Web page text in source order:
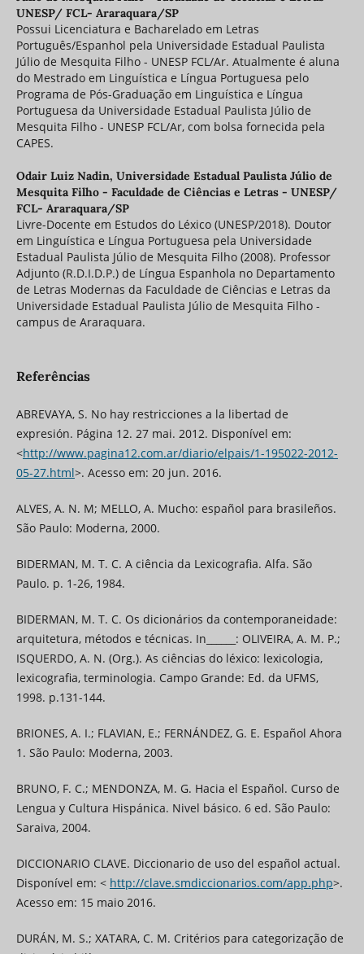
UNESP/ FCL- Araraquara/SP
Possui Licenciatura e Bacharelado em Letras
Português/Espanhol pela Universidade Estadual Paulista
Júlio de Mesquita Filho - UNESP FCL/Ar. Atualmente é aluna
do Mestrado em Linguística e Língua Portuguesa pelo
Programa de Pós-Graduação em Linguística e Língua
Portuguesa da Universidade Estadual Paulista Júlio de
Mesquita Filho - UNESP FCL/Ar, com bolsa fornecida pela
CAPES.
Odair Luiz Nadin, Universidade Estadual Paulista Júlio de
Mesquita Filho - Faculdade de Ciências e Letras - UNESP/
FCL- Araraquara/SP
Livre-Docente em Estudos do Léxico (UNESP/2018). Doutor
em Linguística e Língua Portuguesa pela Universidade
Estadual Paulista Júlio de Mesquita Filho (2008). Professor
Adjunto (R.D.I.D.P.) de Língua Espanhola no Departamento
de Letras Modernas da Faculdade de Ciências e Letras da
Universidade Estadual Paulista Júlio de Mesquita Filho -
campus de Araraquara.
Referências
ABREVAYA, S. No hay restricciones a la libertad de
expresión. Página 12. 27 mai. 2012. Disponível em:
<http://www.pagina12.com.ar/diario/elpais/1-195022-2012-
05-27.html>. Acesso em: 20 jun. 2016.
ALVES, A. N. M; MELLO, A. Mucho: español para brasileños.
São Paulo: Moderna, 2000.
BIDERMAN, M. T. C. A ciência da Lexicografia. Alfa. São
Paulo. p. 1-26, 1984.
BIDERMAN, M. T. C. Os dicionários da contemporaneidade:
arquitetura, métodos e técnicas. In______: OLIVEIRA, A. M. P.;
ISQUERDO, A. N. (Org.). As ciências do léxico: lexicologia,
lexicografia, terminologia. Campo Grande: Ed. da UFMS,
1998. p.131-144.
BRIONES, A. I.; FLAVIAN, E.; FERNÁNDEZ, G. E. Español Ahora
1. São Paulo: Moderna, 2003.
BRUNO, F. C.; MENDONZA, M. G. Hacia el Español. Curso de
Lengua y Cultura Hispánica. Nivel básico. 6 ed. São Paulo:
Saraiva, 2004.
DICCIONARIO CLAVE. Diccionario de uso del español actual.
Disponível em: < http://clave.smdiccionarios.com/app.php>.
Acesso em: 15 maio 2016.
DURÁN, M. S.; XATARA, C. M. Critérios para categorização de